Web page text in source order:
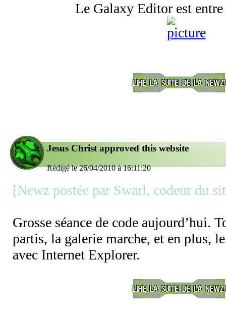
Le Galaxy Editor est
Jesus Christ approved this website
Rédigé le 26/04/2010 à 16:11:20
[Newz postée par Swarl, codeur du
Grosse séance de code aujourd’hui.
partis, la galerie marche, et en plus,
avec Internet Explorer.